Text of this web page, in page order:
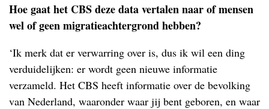
Hoe gaat het CBS deze data vertalen naar of mensen
wel of geen migratieachtergrond hebben?
‘Ik merk dat er verwarring over is, dus ik wil een ding
verduidelijken: er wordt geen nieuwe informatie
verzameld. Het CBS heeft informatie over de bevolking
van Nederland, waaronder waar jij bent geboren, en waar